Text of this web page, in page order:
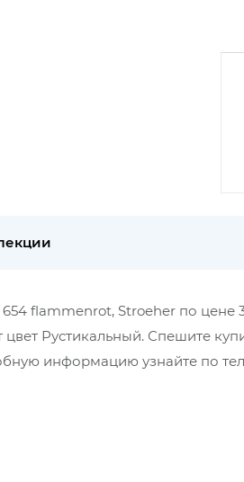
flammenrot, Stroeher по цене
Рустикальный. Спешите
информацию узнайте по